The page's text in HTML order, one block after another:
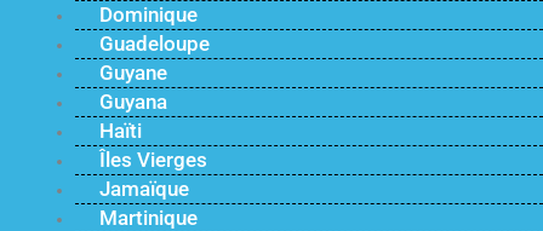
Dominique
Guadeloupe
Guyane
Guyana
Haïti
Îles Vierges
Jamaïque
Martinique